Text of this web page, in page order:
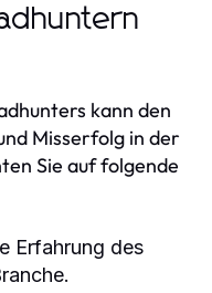
kann den
Misserfolg in der
Sie auf folgende
Erfahrung des